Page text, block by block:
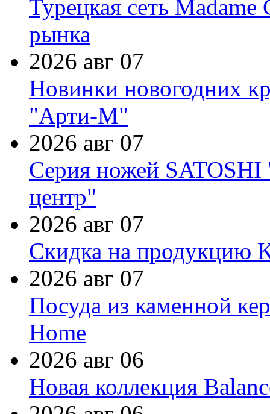
Турецкая сеть Madame
рынка
2026 авг 07
Новинки новогодних
"Арти-М"
2026 авг 07
Серия ножей
центр"
2026 авг 07
Скидка на продукцию
2026 авг 07
Посуда из каменной
Home
2026 авг 06
Новая коллекция